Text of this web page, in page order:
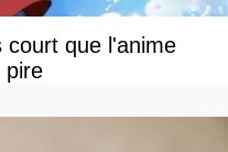
court que l'anime
pire